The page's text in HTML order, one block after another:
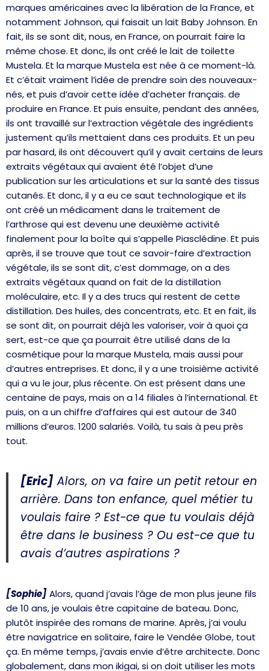
marques américaines avec la libération de la France, et
notamment Johnson, qui faisait un lait Baby Johnson. En
fait, ils se sont dit, nous, en France, on pourrait faire la
même chose. Et donc, ils ont créé le lait de toilette
Mustela. Et la marque Mustela est née à ce moment-là.
Et c’était vraiment l’idée de prendre soin des nouveaux-
nés, et puis d’avoir cette idée d’acheter français. de
produire en France. Et puis ensuite, pendant des années,
ils ont travaillé sur l’extraction végétale des ingrédients
justement qu’ils mettaient dans ces produits. Et un peu
par hasard, ils ont découvert qu’il y avait certains de leurs
extraits végétaux qui avaient été l’objet d’une
publication sur les articulations et sur la santé des tissus
cutanés. Et donc, il y a eu ce saut technologique et ils
ont créé un médicament dans le traitement de
l’arthrose qui est devenu une deuxième activité
finalement pour la boîte qui s’appelle Piasclédine. Et puis
après, il se trouve que tout ce savoir-faire d’extraction
végétale, ils se sont dit, c’est dommage, on a des
extraits végétaux quand on fait de la distillation
moléculaire, etc. Il y a des trucs qui restent de cette
distillation. Des huiles, des concentrats, etc. Et en fait, ils
se sont dit, on pourrait déjà les valoriser, voir à quoi ça
sert, est-ce que ça pourrait être utilisé dans de la
cosmétique pour la marque Mustela, mais aussi pour
d’autres entreprises. Et donc, il y a une troisième activité
qui a vu le jour, plus récente. On est présent dans une
centaine de pays, mais on a 14 filiales à l’international. Et
puis, on a un chiffre d’affaires qui est autour de 340
millions d’euros. 1200 salariés. Voilà, tu sais à peu près
tout.
[Eric]Alors, on va faire un petit retour en
arrière. Dans ton enfance, quel métier tu
voulais faire ? Est-ce que tu voulais déjà
être dans le business ? Ou est-ce que tu
avais d’autres aspirations ?
[Sophie]Alors, quand j’avais l’âge de mon plus jeune fils
de 10 ans, je voulais être capitaine de bateau. Donc,
plutôt inspirée des romans de marine. Après, j’ai voulu
être navigatrice en solitaire, faire le Vendée Globe, tout
ça. En même temps, j’avais envie d’être architecte. Donc
globalement, dans mon ikigai, si on doit utiliser les mots